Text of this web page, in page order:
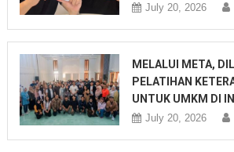
July 20, 2026
MELALUI META,
PELATIHAN
UNTUK UMKM DI
July 20, 2026